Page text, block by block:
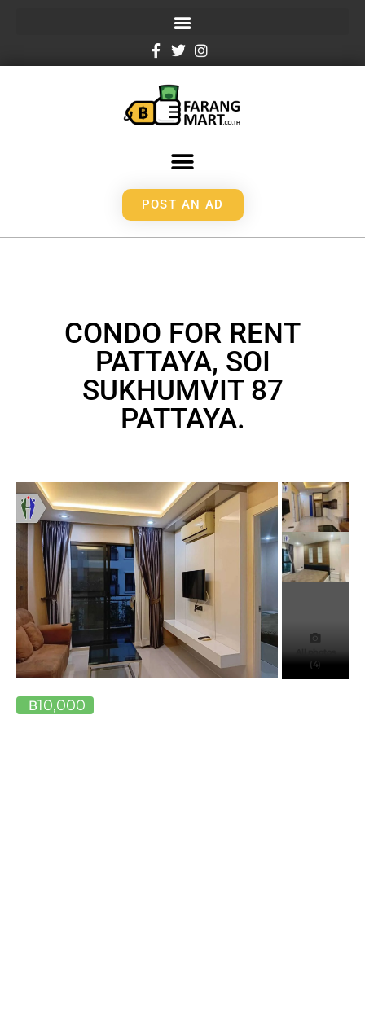
POST AN AD
CONDO FOR RENT
PATTAYA, SOI
SUKHUMVIT 87
PATTAYA.
(4)
฿10,000